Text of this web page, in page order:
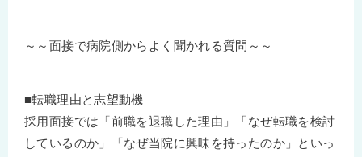
～～面接で病院側からよく聞かれる質問～～
■転職理由と志望動機
採用面接では「前職を退職した理由」「なぜ転職を検討
しているのか」「なぜ当院に興味を持ったのか」といっ